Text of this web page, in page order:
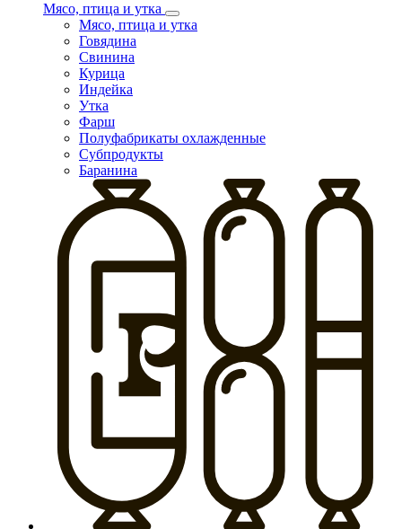
Мясо, птица и утка
Мясо, птица и утка
Говядина
Свинина
Курица
Индейка
Утка
Фарш
Полуфабрикаты охлажденные
Субпродукты
Баранина